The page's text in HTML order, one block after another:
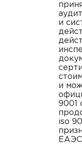
и
и
9001
iso